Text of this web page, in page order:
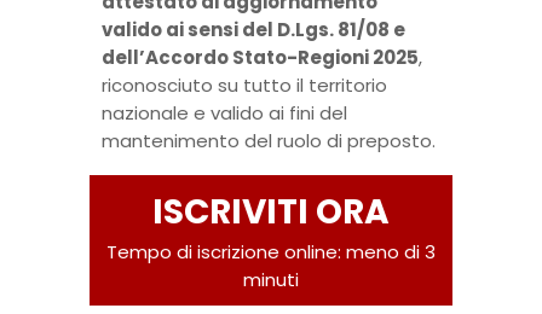
valido ai sensi del D.Lgs. 81/08 e
dell’Accordo Stato-Regioni 2025,
riconosciuto su tutto il territorio
nazionale e valido ai fini del
mantenimento del ruolo di preposto.
ISCRIVITI ORA
Tempo di iscrizione online: meno di 3
minuti